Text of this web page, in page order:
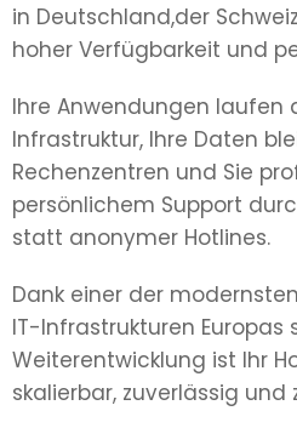
in Deutschland,der
hoher Verfügbarkeit und
Ihre Anwendungen laufen
Infrastruktur, Ihre Daten
Rechenzentren und Sie
persönlichem Support
statt anonymer Hotlines.
Dank einer der
IT-Infrastrukturen Europas
Weiterentwicklung ist Ihr
skalierbar, zuverlässig und